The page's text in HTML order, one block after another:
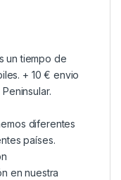
un tiempo de
+ 10 € envio
diferentes
países.
en nuestra